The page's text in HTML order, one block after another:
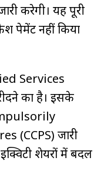
करेगी। यह पूरी
पेमेंट नहीं किया
Services
का है। इसके
(CCPS) जारी
शेयरों में बदल